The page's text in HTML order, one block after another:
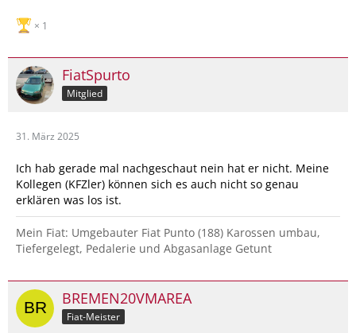
1
FiatSpurto
Mitglied
31. März 2025
Ich hab gerade mal nachgeschaut nein hat er nicht. Meine
Kollegen (KFZler) können sich es auch nicht so genau
erklären was los ist.
Mein Fiat: Umgebauter Fiat Punto (188) Karossen umbau,
Tiefergelegt, Pedalerie und Abgasanlage Getunt
BREMEN20VMAREA
Fiat-Meister